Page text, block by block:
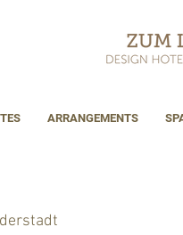
ARRANGEMENTS